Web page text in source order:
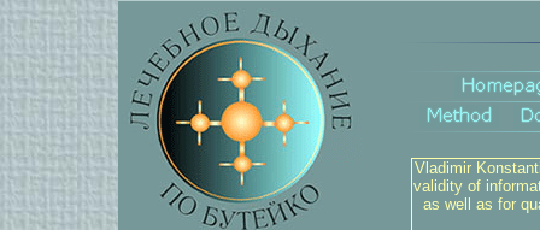
Vladimir
validity of
as well as for